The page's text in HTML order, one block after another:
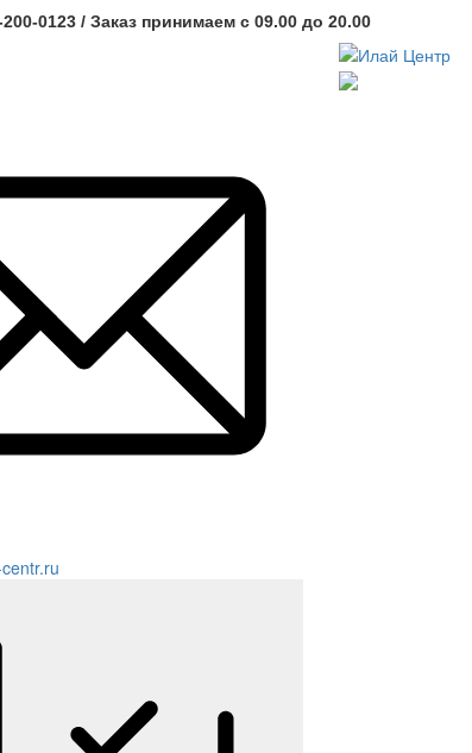
0123 / Заказ принимаем с 09.00 до 20.00